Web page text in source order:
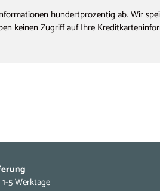
hundertprozentig ab. Wir
keinen Zugriff auf Ihre
5 Werktage